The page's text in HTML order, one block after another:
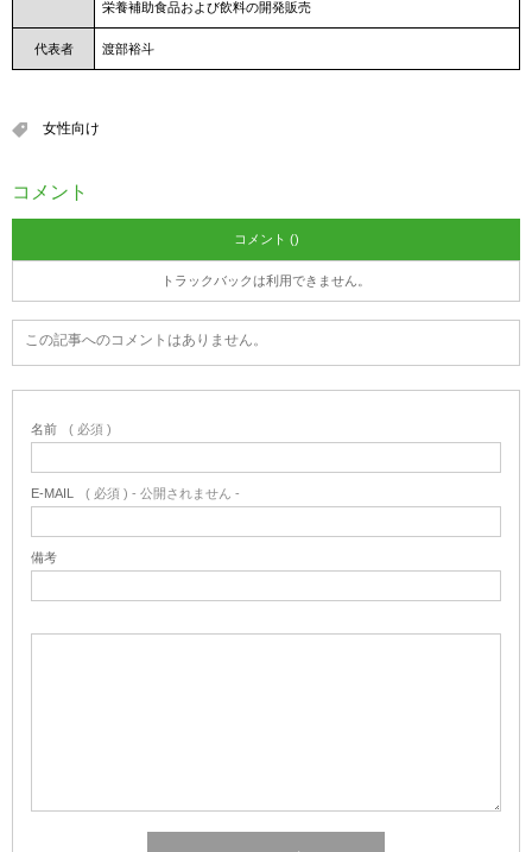
栄養補助食品および飲料の開発販売
代表者 渡部裕斗
女性向け
コメント
コメント ()
トラックバックは利用できません。
この記事へのコメントはありません。
名前 ( 必須 )
E-MAIL ( 必須 ) - 公開されません -
備考